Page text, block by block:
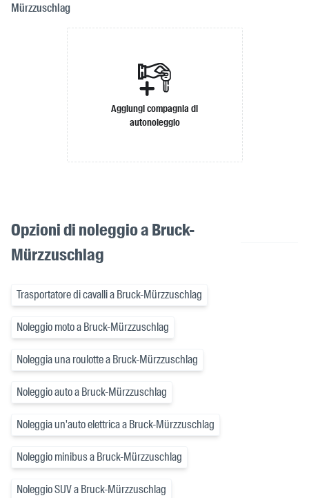
Mürzzuschlag
Aggiungi compagnia di
autonoleggio
Opzioni di noleggio a Bruck-
Mürzzuschlag
Trasportatore di cavalli a Bruck-Mürzzuschlag
Noleggio moto a Bruck-Mürzzuschlag
Noleggia una roulotte a Bruck-Mürzzuschlag
Noleggio auto a Bruck-Mürzzuschlag
Noleggia un'auto elettrica a Bruck-Mürzzuschlag
Noleggio minibus a Bruck-Mürzzuschlag
Noleggio SUV a Bruck-Mürzzuschlag